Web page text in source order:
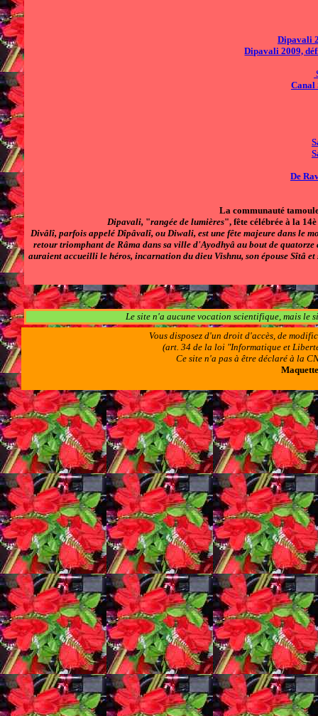
Dipavali
Dipavali 2009,
Canal
De
Lacommunauté
Dipavali, "rangée de lumières", fête célébrée à la
Divâlî, parfois appeléDîpâvalî, ou Diwali, est une fête majeure dans le
retour triomphant de Râma dans sa ville d'Ayodhyâ au bout de
auraient accueilli le héros, incarnation du dieu Vishnu, son épouse Sîtâ et
Le site n'a aucune vocation scientifique, mais le
Vous disposez d'un droit d'accès, de
(art. 34 de la loi "Informatique et
Ce site n'a pas à être déclaré à la